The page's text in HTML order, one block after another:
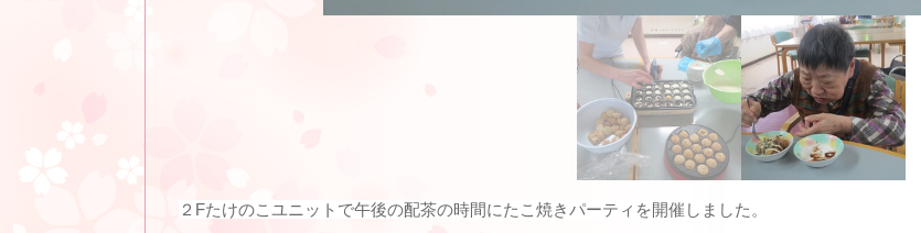
２Fたけのこユニットで午後の配茶の時間にたこ焼きパーティを開催しました。